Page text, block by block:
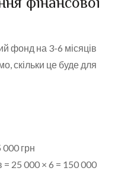
фонд на 3-6 місяців
скільки це буде для
000 грн
= 25 000 × 6 = 150 000